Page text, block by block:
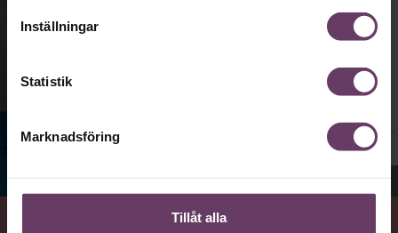
Inställningar
Statistik
Marknadsföring
Tillåt alla